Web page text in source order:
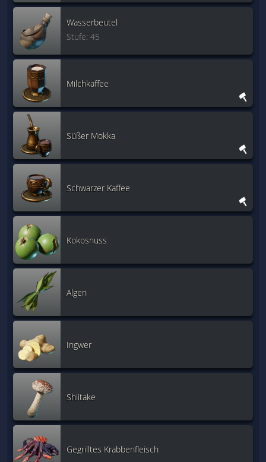
Wasserbeutel
Stufe: 45
Milchkaffee
Süßer Mokka
Schwarzer Kaffee
Kokosnuss
Algen
Ingwer
Shiitake
Gegrilltes Krabbenfleisch